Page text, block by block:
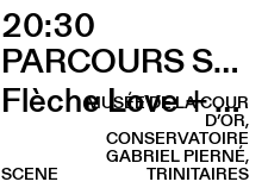
20:30
PARCOURS SUR LA COLLINE SAINTE-CROIX
Flèche Love + Sami Galbi
MUSÉE DE LA COUR
D’OR,
CONSERVATOIRE
GABRIEL PIERNÉ,
TRINITAIRES
SCENE